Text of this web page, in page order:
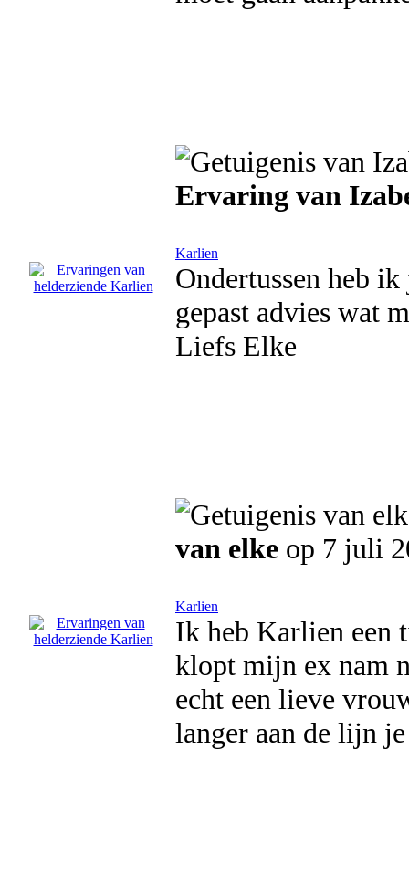
Ervaring van
Karlien
Ondertussen heb
gepast advies wat
Liefs Elke
van elke op 7 juli
Karlien
Ik heb Karlien een
klopt mijn ex nam
echt een lieve
langer aan de lijn